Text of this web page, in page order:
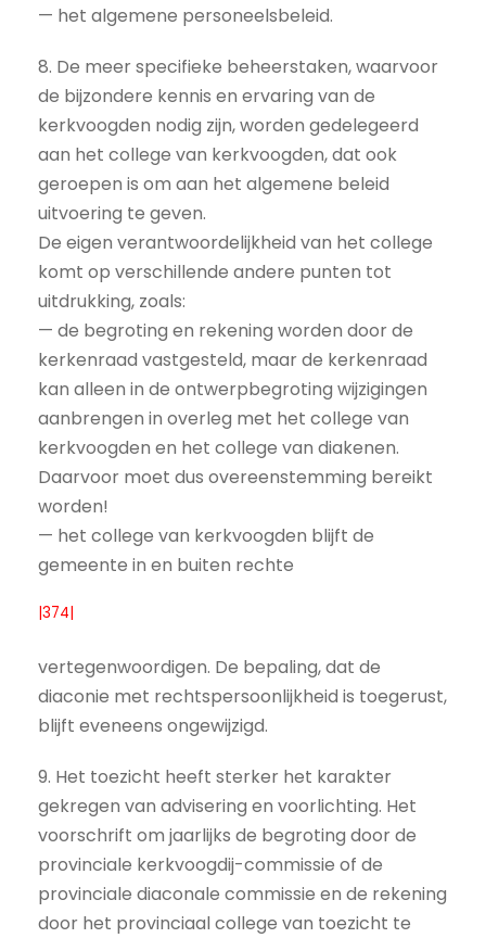
— het algemene personeelsbeleid.
8. De meer specifieke beheerstaken, waarvoor
de bijzondere kennis en ervaring van de
kerkvoogden nodig zijn, worden gedelegeerd
aan het college van kerkvoogden, dat ook
geroepen is om aan het algemene beleid
uitvoering te geven.
De eigen verantwoordelijkheid van het college
komt op verschillende andere punten tot
uitdrukking, zoals:
— de begroting en rekening worden door de
kerkenraad vastgesteld, maar de kerkenraad
kan alleen in de ontwerpbegroting wijzigingen
aanbrengen in overleg met het college van
kerkvoogden en het college van diakenen.
Daarvoor moet dus overeenstemming bereikt
worden!
— het college van kerkvoogden blijft de
gemeente in en buiten rechte
|374|
vertegenwoordigen. De bepaling, dat de
diaconie met rechtspersoonlijkheid is toegerust,
blijft eveneens ongewijzigd.
9. Het toezicht heeft sterker het karakter
gekregen van advisering en voorlichting. Het
voorschrift om jaarlijks de begroting door de
provinciale kerkvoogdij-commissie of de
provinciale diaconale commissie en de rekening
door het provinciaal college van toezicht te